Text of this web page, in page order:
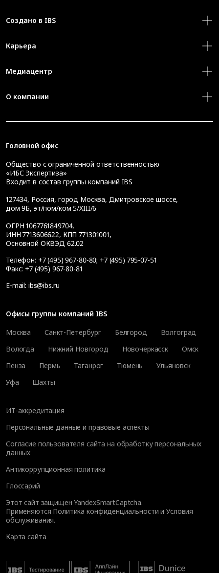
Создано в IBS
Карьера
Медиацентр
О компании
Головной офис
Общество с ограниченной ответственностью
«ИБС Экспертиза»
Входит в состав группы компаний IBS
127434, Россия, город Москва, Дмитровское шоссе,
дом 9Б, эт/пом/ком 5/XIII/6
ОГРН 1067761849704,
ИНН 7713606622, КПП 771301001,
Основной ОКВЭД 62.02
Телефон: +7 (495) 967-80-80; +7 (495) 795-07-51
Факс: +7 (495) 967-80-81
E-mail: ibs@ibs.ru
Офисы группы компаний IBS
Москва
Санкт-Петербург Белгород
Волгоград
Вологда
Нижний Новгород Новочеркасск
Омск
Пенза
Пермь Таганрог Тюмень
Ульяновск
Уфа
Шахты
ИТ-аккредитация
Персональные данные и правовые аспекты
Согласие пользователя сайта на обработку персональных
данных
Антикоррупционная политика
Глоссарий
Этот сайт защищен YandexSmartCaptcha.
Применяются Политика конфиденциальности иУсловия
обслуживания.
Карта сайта